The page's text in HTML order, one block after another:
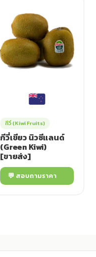
กีวี่ (Kiwi Fruits)
กีวี่เขียว นิวซีแลนด์
(Green Kiwi)
[ขายส่ง]
💬 สอบถามราคา